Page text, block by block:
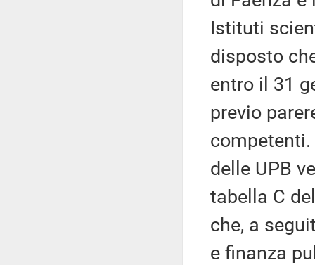
Istituti
disposto
entro il 31
previo
delle UPB
tabella C
che, a
e finanza